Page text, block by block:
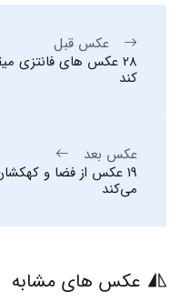
عکس قبل
28 عکس های فانتزی
کند
عکس بعد
19 عکس از فضا و
می‌کند
عکس های مشابه